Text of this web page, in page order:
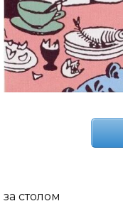
за столом